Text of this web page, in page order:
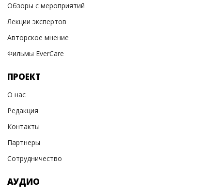
Обзоры с мероприятий
Лекции экспертов
Авторское мнение
Фильмы EverCare
ПРОЕКТ
О нас
Редакция
Контакты
Партнеры
Сотрудничество
АУДИО